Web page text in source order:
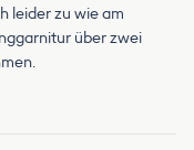
leider zu wie am
über zwei